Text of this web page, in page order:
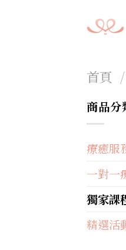
首頁 /
商品分
療癒服
一對一
獨家課
精選活